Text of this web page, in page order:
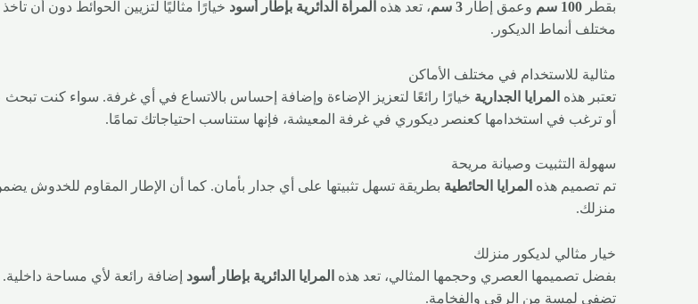
بقطر 100 سم وعمق إطار 3 سم ، تعد هذه المرآة الدائرية بإطار أسود خيارًا مثاليًا لتزيين الحوائط دون أن
مختلف أنماط الديكور.
مثالية للاستخدام في مختلف الأماكن
تعتبر هذه المرايا الجدارية خيارًا رائعًا لتعزيز الإضاءة وإضافة إحساس بالاتساع في أي غرفة. سواء كنت
أو ترغب في استخدامها كعنصر ديكوري في غرفة المعيشة، فإنها ستناسب احتياجاتك تمامًا.
سهولة التثبيت وصيانة مريحة
تم تصميم هذه المرايا الحائطية بطريقة تسهل تثبيتها على أي جدار بأمان. كما أن الإطار المقاوم للخدوش
منزلك.
خيار مثالي لديكور منزلك
بفضل تصميمها العصري وحجمها المثالي، تعد هذه المرايا الدائرية بإطار أسود إضافة رائعة لأي مساحة
تضفي لمسة من الرقي والفخامة.